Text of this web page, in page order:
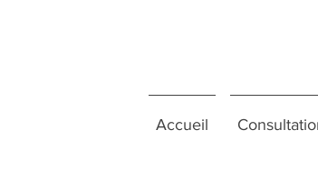
Accueil